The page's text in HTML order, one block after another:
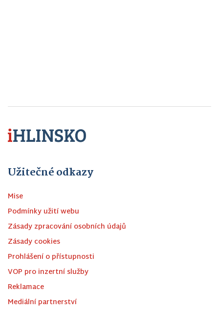
Užitečné odkazy
Mise
Podmínky užití webu
Zásady zpracování osobních údajů
Zásady cookies
Prohlášení o přístupnosti
VOP pro inzertní služby
Reklamace
Mediální partnerství